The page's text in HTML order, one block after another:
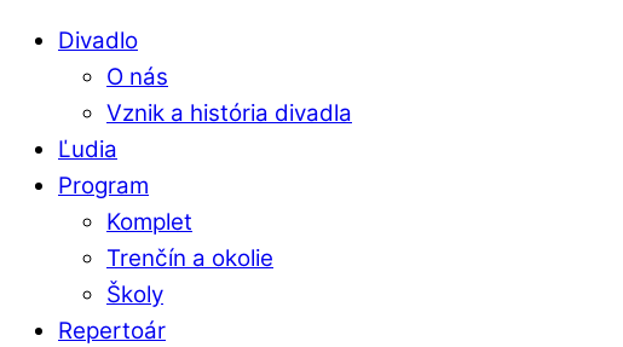
Divadlo
O nás
Vznik a história divadla
Ľudia
Program
Komplet
Trenčín a okolie
Školy
Repertoár